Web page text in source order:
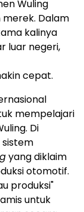
Wuling
Dalam
kalinya
luar negeri,
cepat.
mempelajari
Di
sistem
yang diklaim
otomotif.
produksi"
untuk